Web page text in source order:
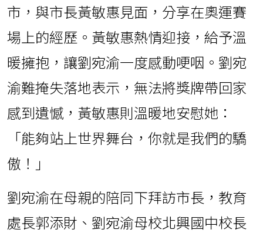
市，與市長黃敏惠見面，分享在奧運賽
場上的經歷。黃敏惠熱情迎接，給予溫
暖擁抱，讓劉宛渝一度感動哽咽。劉宛
渝難掩失落地表示，無法將獎牌帶回家
感到遺憾，黃敏惠則溫暖地安慰她：
「能夠站上世界舞台，你就是我們的驕
傲！」
劉宛渝在母親的陪同下拜訪市長，教育
處長郭添財、劉宛渝母校北興國中校長